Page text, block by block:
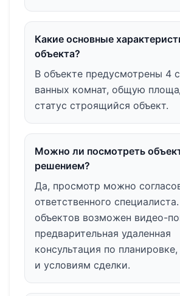
Какие основные
объекта?
В объекте предусмотрены 4
ванных комнат, общую
статус строящийся объект.
Можно ли посмотреть
решением?
Да, просмотр можно
ответственного
объектов возможен видео-
предварительная удаленная
консультация по
и условиям сделки.